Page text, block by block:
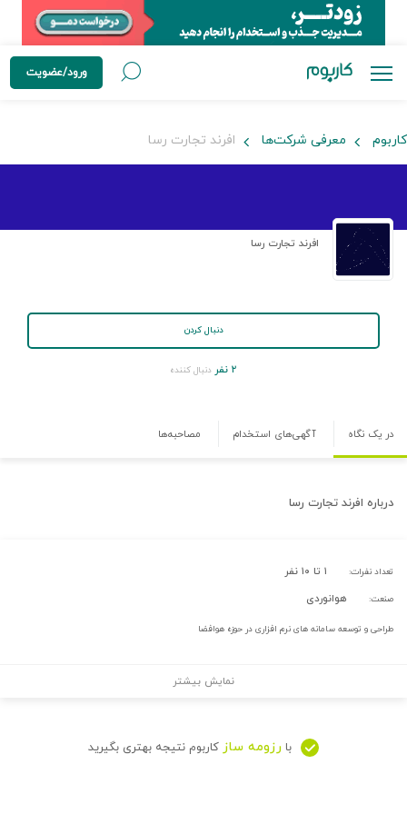
ورود/عضویت
کاربوم معرفی شرکت‌ها افرند تجارت رسا
افرند تجارت رسا
دنبال کردن
۲ نفر دنبال کننده
در یک نگاه آگهی‌های استخدام مصاحبه‌ها
درباره افرند تجارت رسا
تعداد نفرات: ۱ تا ۱۰ نفر
صنعت: هوانوردی
طراحی و توسعه سامانه های نرم افزاری در حوزه هوافضا
نمایش بیشتر
با رزومه ساز کاربوم نتیجه بهتری بگیرید